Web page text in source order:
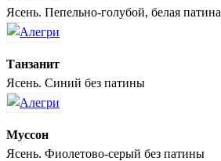
Ясень. Пепельно-голубой, белая патина
Танзанит
Ясень. Синий без патины
Муссон
Ясень. Фиолетово-серый без патины